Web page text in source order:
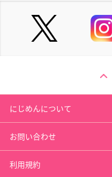
にじめんについて
お問い合わせ
利用規約